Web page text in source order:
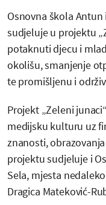
Osnovna škola Antun
sudjeluje u projektu
potaknuti djecu i
okolišu, smanjenje
te promišljenu i
Projekt „Zeleni
medijsku kulturu uz
znanosti,
projektu sudjeluje i
Sela, mjesta
Dragica Mateković-